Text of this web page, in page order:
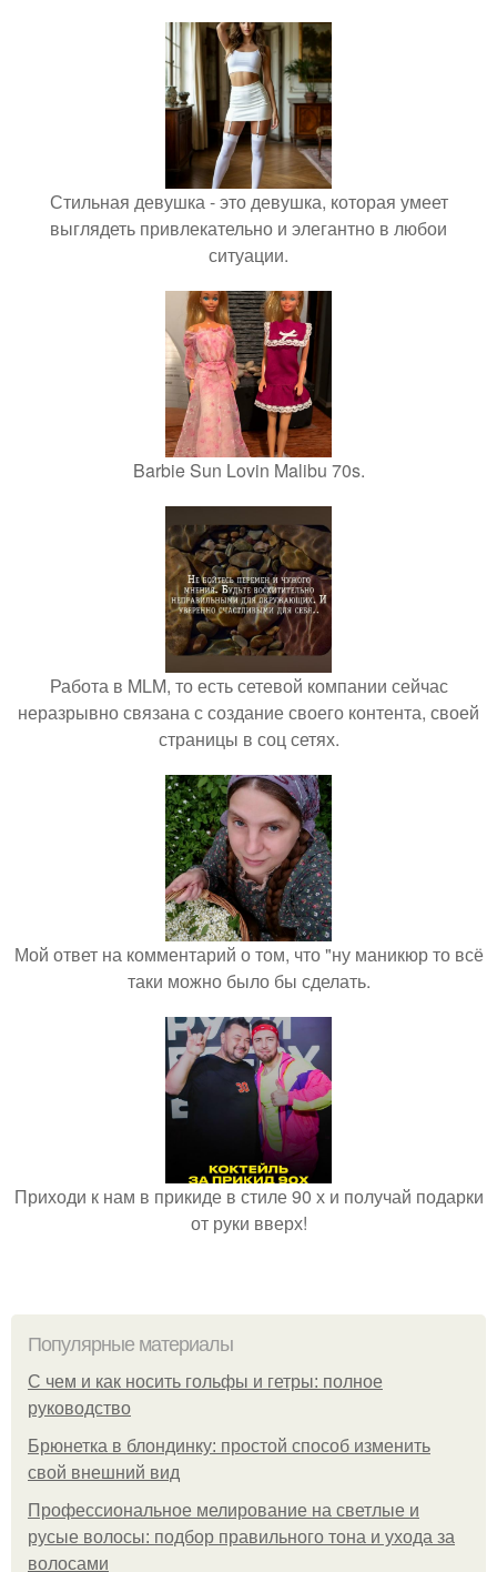
Стильная девушка - это девушка, которая умеет
выглядеть привлекательно и элегантно в любои
ситуации.
Barbie Sun Lovin Malibu 70s.
Работа в MLM, то есть сетевой компании сейчас
неразрывно связана с создание своего контента, своей
страницы в соц сетях.
Мой ответ на комментарий о том, что "ну маникюр то всё
таки можно было бы сделать.
Приходи к нам в прикиде в стиле 90 х и получай подарки
от руки вверх!
Популярные материалы
С чем и как носить гольфы и гетры: полное
руководство
Брюнетка в блондинку: простой способ изменить
свой внешний вид
Профессиональное мелирование на светлые и
русые волосы: подбор правильного тона и ухода за
волосами